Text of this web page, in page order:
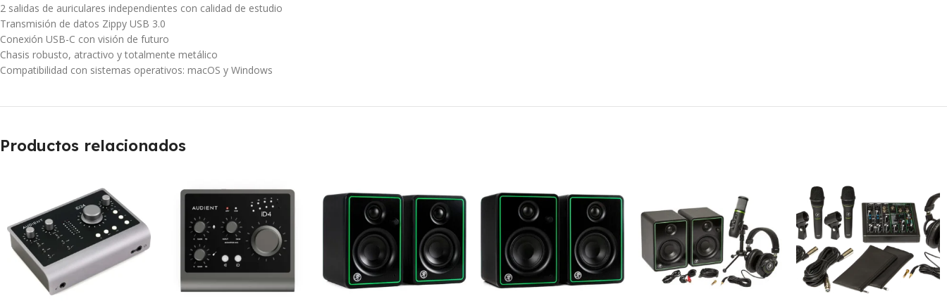
2 salidas de auriculares independientes con calidad de estudio
Transmisión de datos Zippy USB 3.0
Conexión USB-C con visión de futuro
Chasis robusto, atractivo y totalmente metálico
Compatibilidad con sistemas operativos: macOS y Windows
Productos relacionados